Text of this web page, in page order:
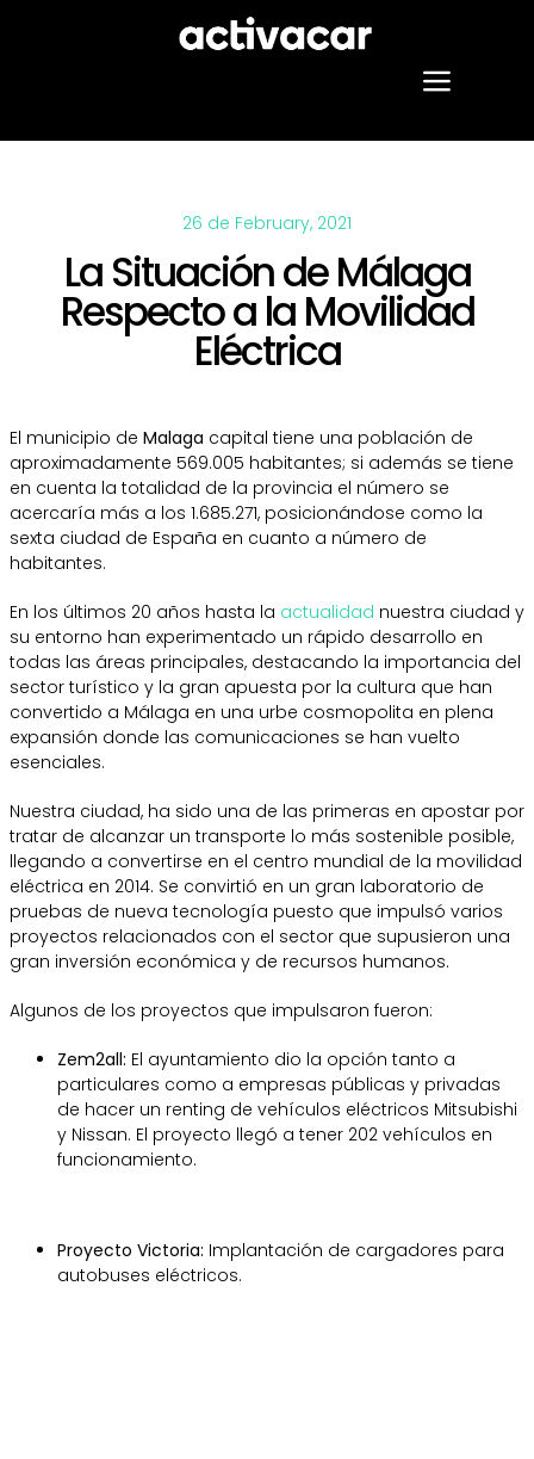
Toggle
Projects
About us
Contact
26 de February, 2021
La Situación de Málaga
Respecto a la Movilidad
Eléctrica
El municipio de Malaga capital tiene una población de
aproximadamente 569.005 habitantes; si además se tiene
en cuenta la totalidad de la provincia el número se
acercaría más a los 1.685.271, posicionándose como la
sexta ciudad de España en cuanto a número de
habitantes.
En los últimos 20 años hasta la actualidad nuestra ciudad y
su entorno han experimentado un rápido desarrollo en
todas las áreas principales, destacando la importancia del
sector turístico y la gran apuesta por la cultura que han
convertido a Málaga en una urbe cosmopolita en plena
expansión donde las comunicaciones se han vuelto
esenciales.
Nuestra ciudad, ha sido una de las primeras en apostar por
tratar de alcanzar un transporte lo más sostenible posible,
llegando a convertirse en el centro mundial de la movilidad
eléctrica en 2014. Se convirtió en un gran laboratorio de
pruebas de nueva tecnología puesto que impulsó varios
proyectos relacionados con el sector que supusieron una
gran inversión económica y de recursos humanos.
Algunos de los proyectos que impulsaron fueron:
Zem2all: El ayuntamiento dio la opción tanto a
particulares como a empresas públicas y privadas
de hacer un renting de vehículos eléctricos Mitsubishi
y Nissan. El proyecto llegó a tener 202 vehículos en
funcionamiento.
Proyecto Victoria: Implantación de cargadores para
autobuses eléctricos.